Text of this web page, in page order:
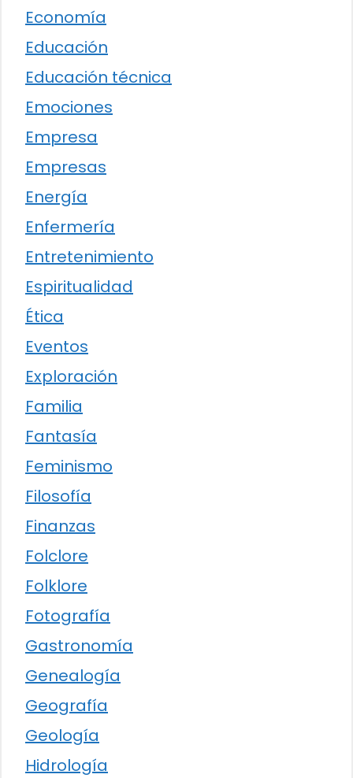
Economía
Educación
Educación técnica
Emociones
Empresa
Empresas
Energía
Enfermería
Entretenimiento
Espiritualidad
Ética
Eventos
Exploración
Familia
Fantasía
Feminismo
Filosofía
Finanzas
Folclore
Folklore
Fotografía
Gastronomía
Genealogía
Geografía
Geología
Hidrología